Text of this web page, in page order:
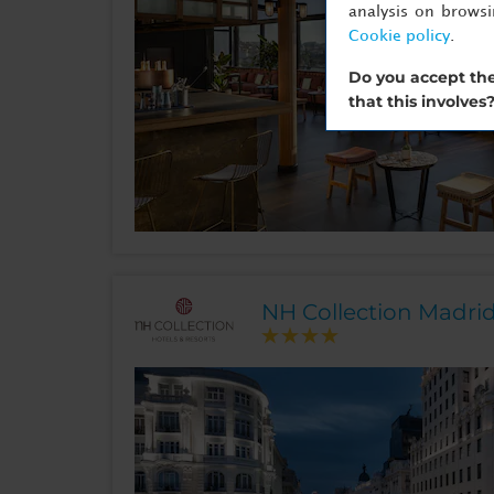
NH Collection
analysis on
Cookie policy.
Do you accept
that this involves?